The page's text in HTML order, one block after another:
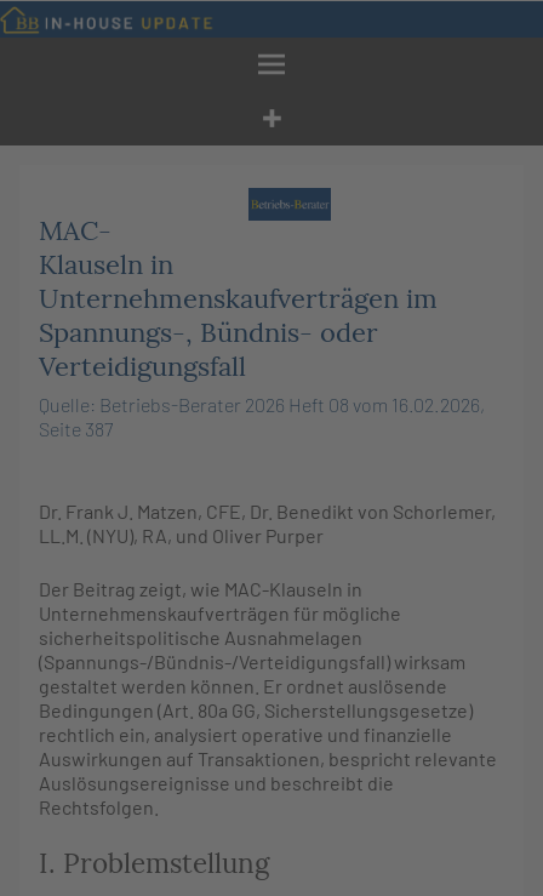
Zum
Inhalt
MAC-
Klauseln in
Unternehmenskaufverträgen im
Spannungs-, Bündnis- oder
Verteidigungsfall
Quelle: Betriebs-Berater 2026 Heft 08 vom 16.02.2026,
Seite 387
Dr. Frank J. Matzen, CFE, Dr. Benedikt von Schorlemer,
LL.M. (NYU), RA, und Oliver Purper
Der Beitrag zeigt, wie MAC-Klauseln in
Unternehmenskaufverträgen für mögliche
sicherheitspolitische Ausnahmelagen
(Spannungs-/Bündnis-/Verteidigungsfall) wirksam
gestaltet werden können. Er ordnet auslösende
Bedingungen (Art. 80a GG, Sicherstellungsgesetze)
rechtlich ein, analysiert operative und finanzielle
Auswirkungen auf Transaktionen, bespricht relevante
Auslösungsereignisse und beschreibt die
Rechtsfolgen.
I. Problemstellung